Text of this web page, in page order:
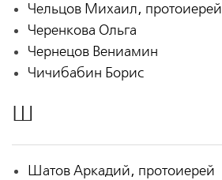
Чельцов Михаил, протоиерей
Черенкова Ольга
Чернецов Вениамин
Чичибабин Борис
Ш
Шатов Аркадий, протоиерей